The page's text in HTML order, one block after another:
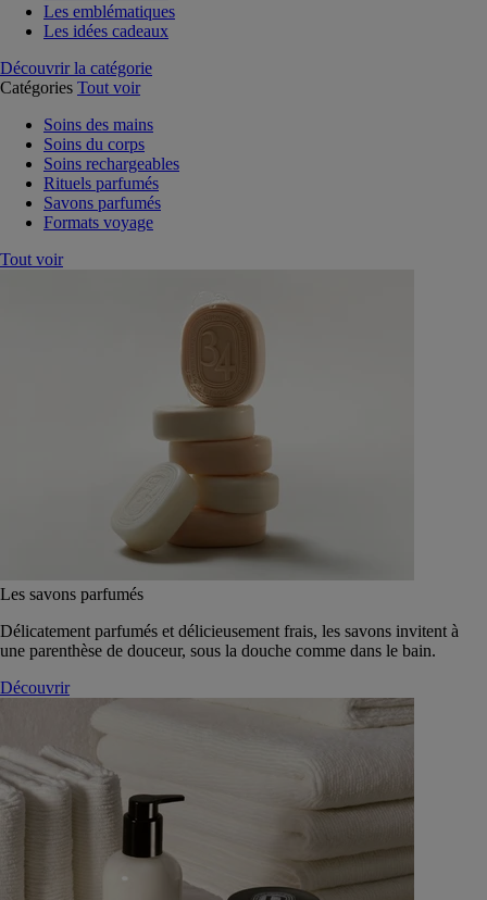
Les emblématiques
Les idées cadeaux
Découvrir la catégorie
Catégories Tout voir
Soins des mains
Soins du corps
Soins rechargeables
Rituels parfumés
Savons parfumés
Formats voyage
Tout voir
Les savons parfumés
Délicatement parfumés et délicieusement frais, les savons invitent à
une parenthèse de douceur, sous la douche comme dans le bain.
Découvrir